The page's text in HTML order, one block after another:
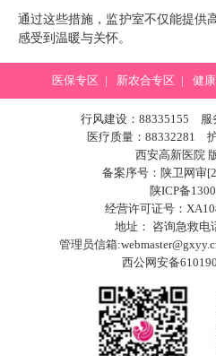
通过这些措施，监护室不仅能提供
感受到温暖与关怀。
医保专区 | 新农合专区 | 健
行风建设：88335155 服
医疗质量：88332281
西安高新医院
备案序号：陕卫网审
陕ICP备
经营许可证号：
地址： 咨询急救电
管理员信箱
西公网安备